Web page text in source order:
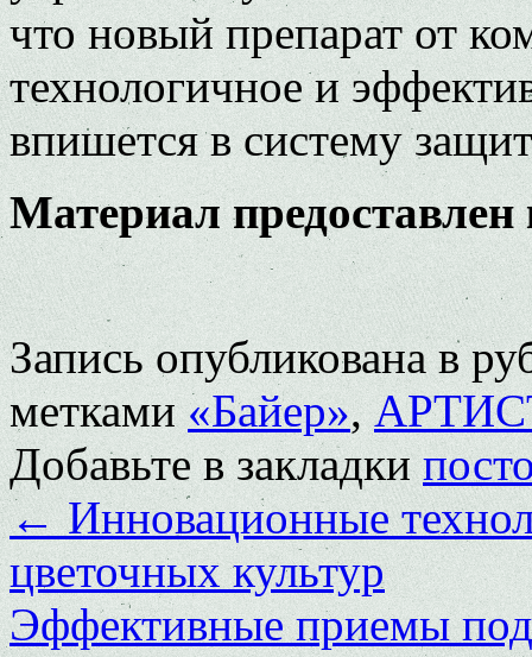
что новый препарат от
технологичное и
впишется в систему
Материал
Запись опубликована в
метками«Байер»,
Добавьте в закладки
←Инновационные
цветочных культур
Эффективные приемы